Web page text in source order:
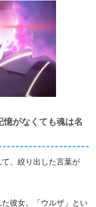
憶がなくても魂は名
、絞り出した言葉が
彼女。「ウルザ」とい